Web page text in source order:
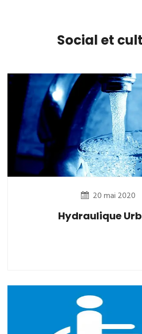
Social et
20 mai 2020
Hydraulique